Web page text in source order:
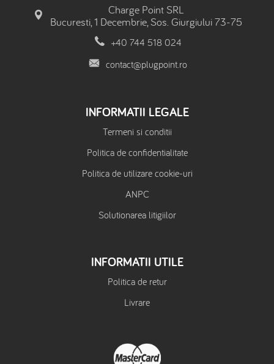
Charge Point SRL
Bucuresti, 1 Decembrie, Sos. Giurgiului 73-75
+40 744 518 024
contact@plugpoint.ro
INFORMATII LEGALE
Termeni si conditii
Politica de confidentialitate
Politica de utilizare cookie-uri
ANPC
Solutionarea litigiilor
INFORMATII UTILE
Politica de retur
Livrare